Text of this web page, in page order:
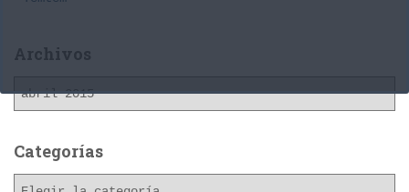
Archivos
h
Categorías